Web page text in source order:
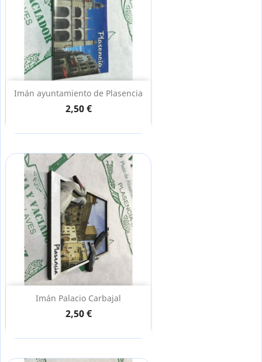
Imán ayuntamiento de Plasencia
2,50 €
Imán Palacio Carbajal
2,50 €